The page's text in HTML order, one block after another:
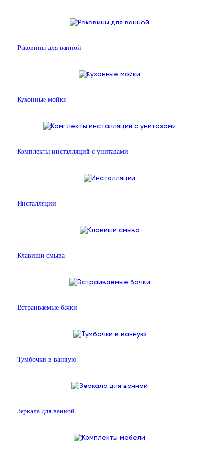
Раковины для ванной
Кухонные мойки
Комплекты инсталляций с унитазами
Инсталляции
Клавиши смыва
Встраиваемые бачки
Тумбочки в ванную
Зеркала для ванной